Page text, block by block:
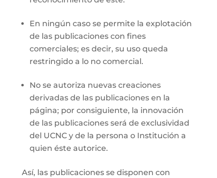
En ningún caso se permite la explotación
de las publicaciones con fines
comerciales; es decir, su uso queda
restringido a lo no comercial.
No se autoriza nuevas creaciones
derivadas de las publicaciones en la
página; por consiguiente, la innovación
de las publicaciones será de exclusividad
del UCNC y de la persona o Institución a
quien éste autorice.
Así, las publicaciones se disponen con